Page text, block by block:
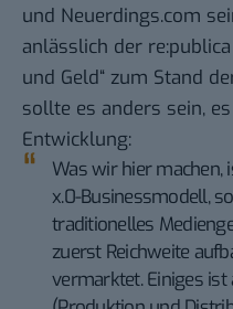
und Neuerdings.com
anlässlich der
und Geld“ zum Stand
sollte es anders sein,
Entwicklung:
Was wir hier machen,
x.0-Businessmodell,
traditionelles
zuerst Reichweite
vermarktet. Einiges